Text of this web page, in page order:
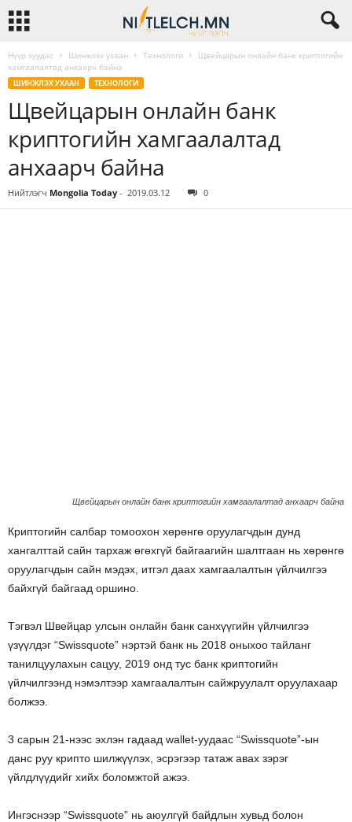
Нүүр хуудас Шинжлэх ухаан Технологи
Щвейцарын онлайн банк криптогийн
хамгаалалтад анхаарч байна
ШИНЖЛЭХ УХААН ТЕХНОЛОГИ
Щвейцарын онлайн банк
криптогийн хамгаалалтад
анхаарч байна
Нийтлэгч Mongolia Today - 2019.03.12 0
Щвейцарын онлайн банк криптогийн хамгаалалтад анхаарч байна
Криптогийн салбар томоохон хөрөнгө оруулагчдын дунд
хангалттай сайн тархаж өгөхгүй байгаагийн шалтгаан нь хөрөнгө
оруулагчдын сайн мэдэх, итгэл даах хамгаалалтын үйлчилгээ
байхгүй байгаад оршино.
Тэгвэл Швейцар улсын онлайн банк санхүүгийн үйлчилгээ
үзүүлдэг “Swissquote” нэртэй банк нь 2018 оныхоо тайланг
танилцуулахын сацуу, 2019 онд тус банк криптогийн
үйлчилгээнд нэмэлтээр хамгаалалтын сайжруулалт оруулахаар
болжээ.
3 сарын 21-нээс эхлэн гадаад wallet-уудаас “Swissquote”-ын
данс руу крипто шилжүүлэх, эсрэгээр татаж авах зэрэг
үйлдлүүдийг хийх боломжтой ажээ.
Ингэснээр “Swissquote” нь аюулгүй байдлын хувьд болон